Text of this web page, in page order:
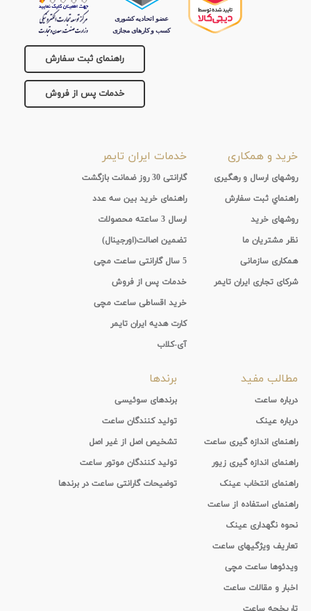
راهنمای ثبت سفارش
خدمات پس از فروش
خرید و همکاری
روشهای ارسال و رهگیری
راهنماي ثبت سفارش
روشهای خرید
نظر مشتریان ما
همکاری سازمانی
شرکای تجاری ایران تایمر
خدمات ایران تایمر
گارانتی 30 روز ضمانت بازگشت
راهنمای خرید بین سه عدد
ارسال 3 ساعته محصولات
تضمین اصالت(اورجینال)
5 سال گارانتی ساعت مچی
خدمات پس از فروش
خرید اقساطی ساعت مچی
کارت هدیه ایران تایمر
آی-کلاب
مطالب مفید
درباره ساعت
درباره عینک
راهنمای اندازه گیری ساعت
راهنمای اندازه گیری زیور
راهنمای انتخاب عینک
راهنمای استفاده از ساعت
نحوه نگهداری عینک
تعاریف ویژگیهای ساعت
ویدئوها ساعت مچی
اخبار و مقالات ساعت
برندها
برندهای سوئیسی
تولید کنندگان ساعت
تشخیص اصل از غیر اصل
تولید کنندگان موتور ساعت
توضیحات گارانتی ساعت در برندها